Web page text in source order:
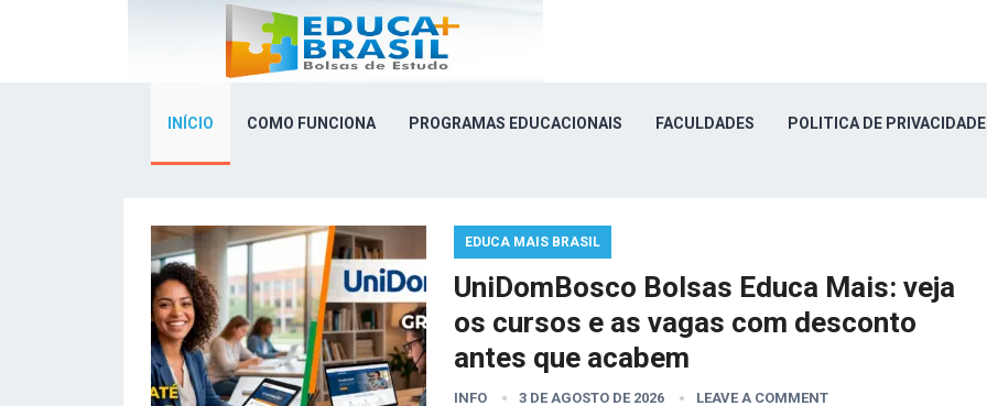
INÍCIO COMO FUNCIONA PROGRAMAS EDUCACIONAIS FACULDADES POLITICA DE PRIVACIDADE
EDUCA MAIS BRASIL
UniDomBosco Bolsas Educa Mais: veja
os cursos e as vagas com desconto
antes que acabem
INFO 3 DE AGOSTO DE 2026 LEAVE A COMMENT